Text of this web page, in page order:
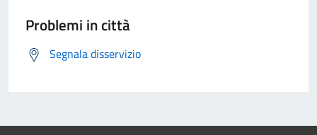
Problemi in città
Segnala disservizio